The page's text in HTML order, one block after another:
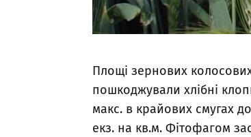
Площі зернових
пошкоджували хлібні
макс. в крайових смугах
екз. на кв.м. Фітофагом